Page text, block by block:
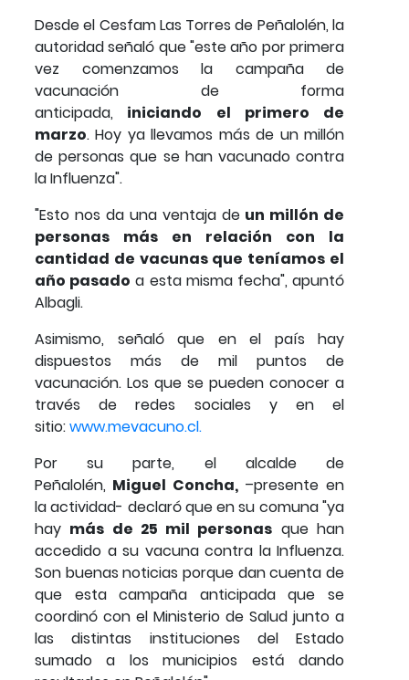
Desde el Cesfam Las Torres de Peñalolén, la
autoridad señaló que "este año por primera
vez comenzamos la campaña de
vacunación de forma
anticipada, iniciando el primero de
marzo. Hoy ya llevamos más de un millón
de personas que se han vacunado contra
la Influenza".
"Esto nos da una ventaja de un millón de
personas más en relación con la
cantidad de vacunas que teníamos el
año pasado a esta misma fecha", apuntó
Albagli.
Asimismo, señaló que en el país hay
dispuestos más de mil puntos de
vacunación. Los que se pueden conocer a
través de redes sociales y en el
sitio:www.mevacuno.cl.
Por su parte, el alcalde de
Peñalolén, Miguel Concha,–presente en
la actividad- declaró que en su comuna "ya
hay más de 25 mil personas que han
accedido a su vacuna contra la Influenza.
Son buenas noticias porque dan cuenta de
que esta campaña anticipada que se
coordinó con el Ministerio de Salud junto a
las distintas instituciones del Estado
sumado a los municipios está dando